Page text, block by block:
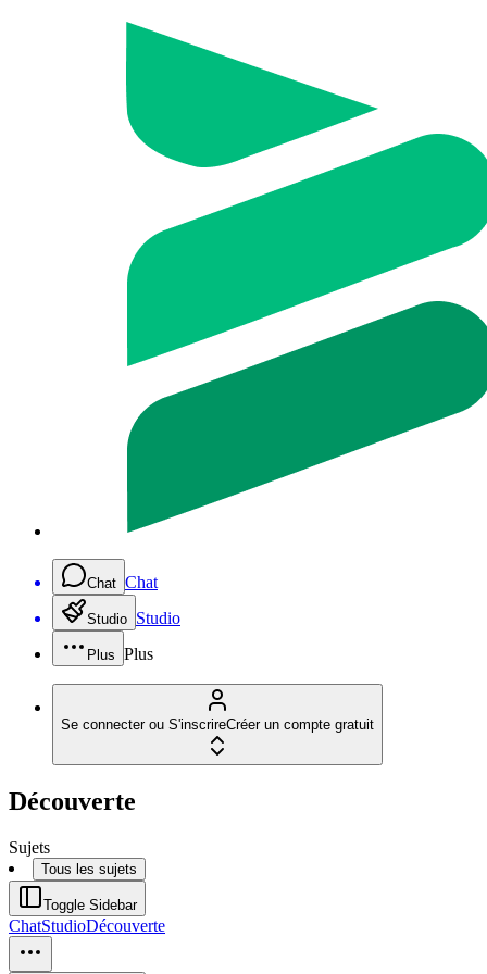
Chat Chat
Studio Studio
Plus Plus
Se connecter ou S'inscrireCréer un compte gratuit
Découverte
Sujets
Tous les sujets
Toggle Sidebar
ChatStudioDécouverte